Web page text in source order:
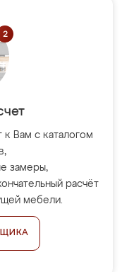
Вам с каталогом
замеры,
расчёт
мебели.